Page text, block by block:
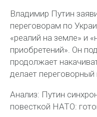
Владимир Путин
переговорам по
«реалий на земле» и
приобретений». Он
продолжает
делает
Анализ: Путин
повесткой НАТО: